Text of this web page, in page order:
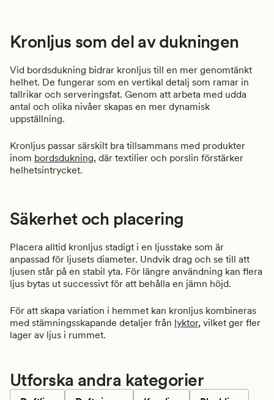
Kronljus som del av dukningen
Vid bordsdukning bidrar kronljus till en mer genomtänkt
helhet. De fungerar som en vertikal detalj som ramar in
tallrikar och serveringsfat. Genom att arbeta med udda
antal och olika nivåer skapas en mer dynamisk
uppställning.
Kronljus passar särskilt bra tillsammans med produkter
inom bordsdukning, där textilier och porslin förstärker
helhetsintrycket.
Säkerhet och placering
Placera alltid kronljus stadigt i en ljusstake som är
anpassad för ljusets diameter. Undvik drag och se till att
ljusen står på en stabil yta. För längre användning kan flera
ljus bytas ut successivt för att behålla en jämn höjd.
För att skapa variation i hemmet kan kronljus kombineras
med stämningsskapande detaljer från lyktor, vilket ger fler
lager av ljus i rummet.
Utforska andra kategorier